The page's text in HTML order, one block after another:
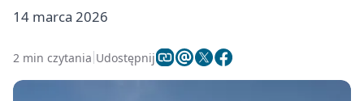
14 marca 2026
2 min czytania Udostępnij